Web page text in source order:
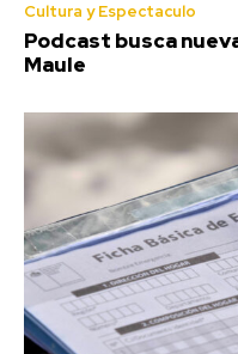
Cultura y Espectaculo
Podcast busca
Maule